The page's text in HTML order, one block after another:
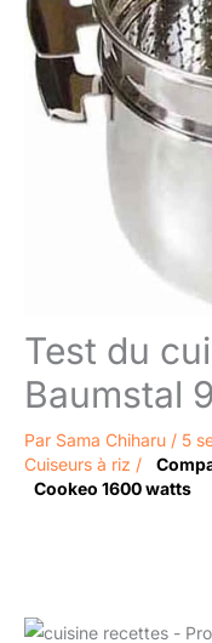
Test du
Baumstal
Par Sama Chiharu / 5
Cuiseurs à riz /
Cookeo 1600 watts